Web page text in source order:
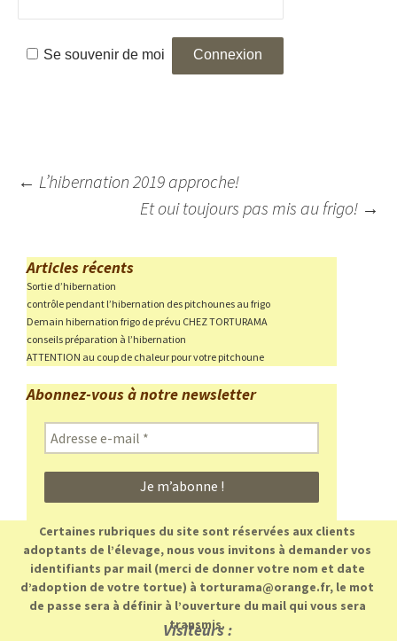
Se souvenir de moi
Navigation
← L’hibernation 2019 approche!
Et oui toujours pas mis au frigo! →
Articles récents
Sortie d’hibernation
contrôle pendant l’hibernation des pitchounes au frigo
Demain hibernation frigo de prévu CHEZ TORTURAMA
conseils préparation à l’hibernation
ATTENTION au coup de chaleur pour votre pitchoune
Abonnez-vous à notre newsletter
Adresse
e-
mail
Certaines rubriques du site sont réservées aux clients
adoptants de l’élevage, nous vous invitons à demander vos
identifiants par mail (merci de donner votre nom et date
d’adoption de votre tortue) à torturama@orange.fr, le mot
de passe sera à définir à l’ouverture du mail qui vous sera
transmis.
Visiteurs :